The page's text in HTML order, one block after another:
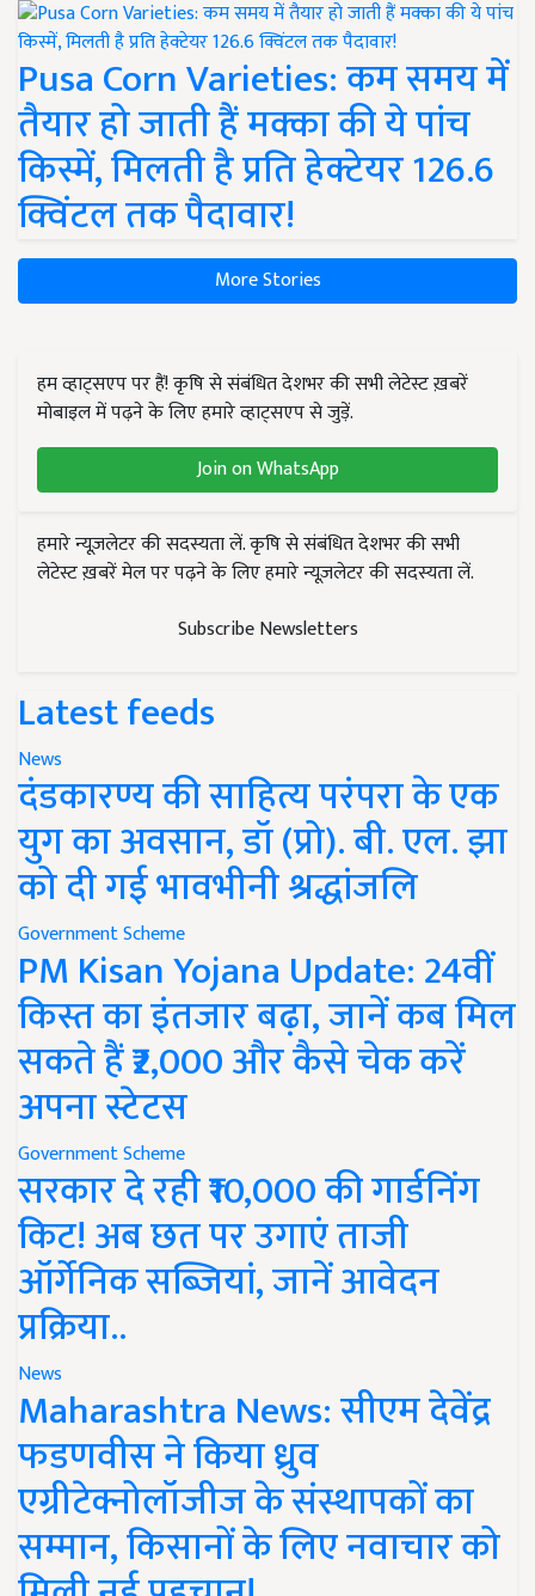
Pusa Corn Varieties: कम समय में
तैयार हो जाती हैं मक्का की ये पांच
किस्में, मिलती है प्रति हेक्टेयर 126.6
क्विंटल तक पैदावार!
More Stories
हम व्हाट्सएप पर हैं! कृषि से संबंधित देशभर की सभी लेटेस्ट ख़बरें
मोबाइल में पढ़ने के लिए हमारे व्हाट्सएप से जुड़ें.
Join on WhatsApp
हमारे न्यूज़लेटर की सदस्यता लें. कृषि से संबंधित देशभर की सभी
लेटेस्ट ख़बरें मेल पर पढ़ने के लिए हमारे न्यूज़लेटर की सदस्यता लें.
Subscribe Newsletters
Latest feeds
News
दंडकारण्य की साहित्य परंपरा के एक
युग का अवसान, डॉ (प्रो). बी. एल. झा
को दी गई भावभीनी श्रद्धांजलि
Government Scheme
PM Kisan Yojana Update: 24वीं
किस्त का इंतजार बढ़ा, जानें कब मिल
सकते हैं ₹2,000 और कैसे चेक करें
अपना स्टेटस
Government Scheme
सरकार दे रही ₹10,000 की गार्डनिंग
किट! अब छत पर उगाएं ताजी
ऑर्गेनिक सब्जियां, जानें आवेदन
प्रक्रिया..
News
Maharashtra News: सीएम देवेंद्र
फडणवीस ने किया ध्रुव
एग्रीटेक्नोलॉजीज के संस्थापकों का
सम्मान, किसानों के लिए नवाचार को